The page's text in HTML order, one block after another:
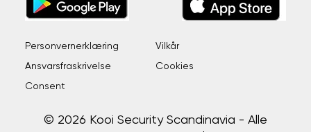
Personvernerklæring Vilkår
Ansvarsfraskrivelse Cookies
Consent
© 2026 Kooi Security Scandinavia - Alle